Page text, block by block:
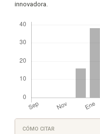
innovadora.
Detalles
CÓMO CITAR